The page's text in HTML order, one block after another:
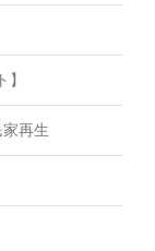
再生